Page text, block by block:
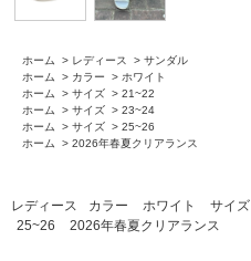
ホーム > レディース > サンダル
ホーム
> カラー > ホワイト
ホーム
> サイズ > 21~22
ホーム
> サイズ > 23~24
ホーム
> サイズ > 25~26
ホーム
> 2026年春夏クリアランス
レディース カラー ホワイト サイズ
25~26
2026年春夏クリアランス